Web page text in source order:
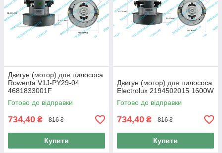
Двигун (мотор) для пилососа
Rowenta V1J-PY29-04
4681833001F
Готово до відправки
734,40 ₴ 816 ₴
Купити
Двигун (мотор) для пилососа
Electrolux 2194502015 1600W
Готово до відправки
734,40 ₴ 816 ₴
Купити